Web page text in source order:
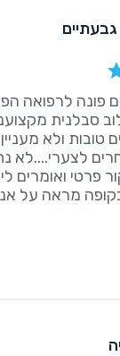
גבעתיים
פונה לרפואה
סבלנית
ולא
לצערי....לא
פרטי ואומרים
מראה על